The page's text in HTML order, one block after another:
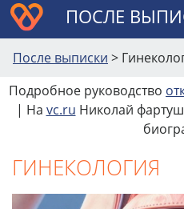
ПОСЛЕ
После выписки >
Подробное руководство
| На vc.ru Николай
ГИНЕКОЛОГИЯ